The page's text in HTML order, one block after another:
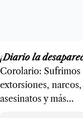
¡Dia­rio la
Coro­la­rio: Sufri­mos
extor­sio­nes,
ase­si­na­tos y más…